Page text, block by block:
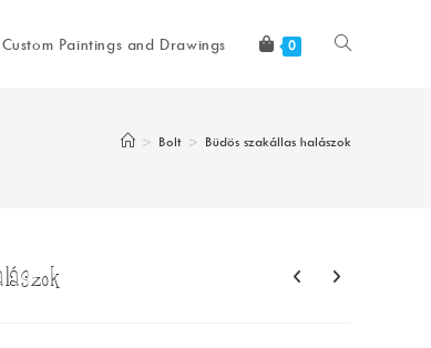
Custom Paintings and Drawings 0 Toggle
> Bolt > Büdös szakállas halászok